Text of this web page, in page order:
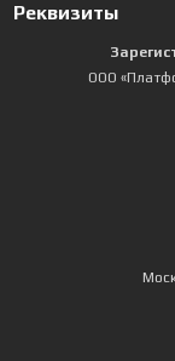
Реквизиты
ООО